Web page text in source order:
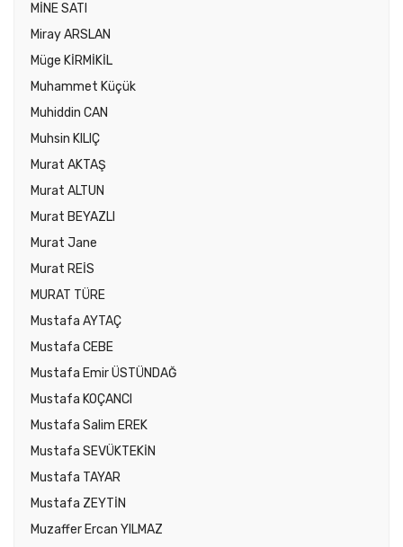
MİNE SATI
Miray ARSLAN
Müge KİRMİKİL
Muhammet Küçük
Muhiddin CAN
Muhsin KILIÇ
Murat AKTAŞ
Murat ALTUN
Murat BEYAZLI
Murat Jane
Murat REİS
MURAT TÜRE
Mustafa AYTAÇ
Mustafa CEBE
Mustafa Emir ÜSTÜNDAĞ
Mustafa KOÇANCI
Mustafa Salim EREK
Mustafa SEVÜKTEKİN
Mustafa TAYAR
Mustafa ZEYTİN
Muzaffer Ercan YILMAZ